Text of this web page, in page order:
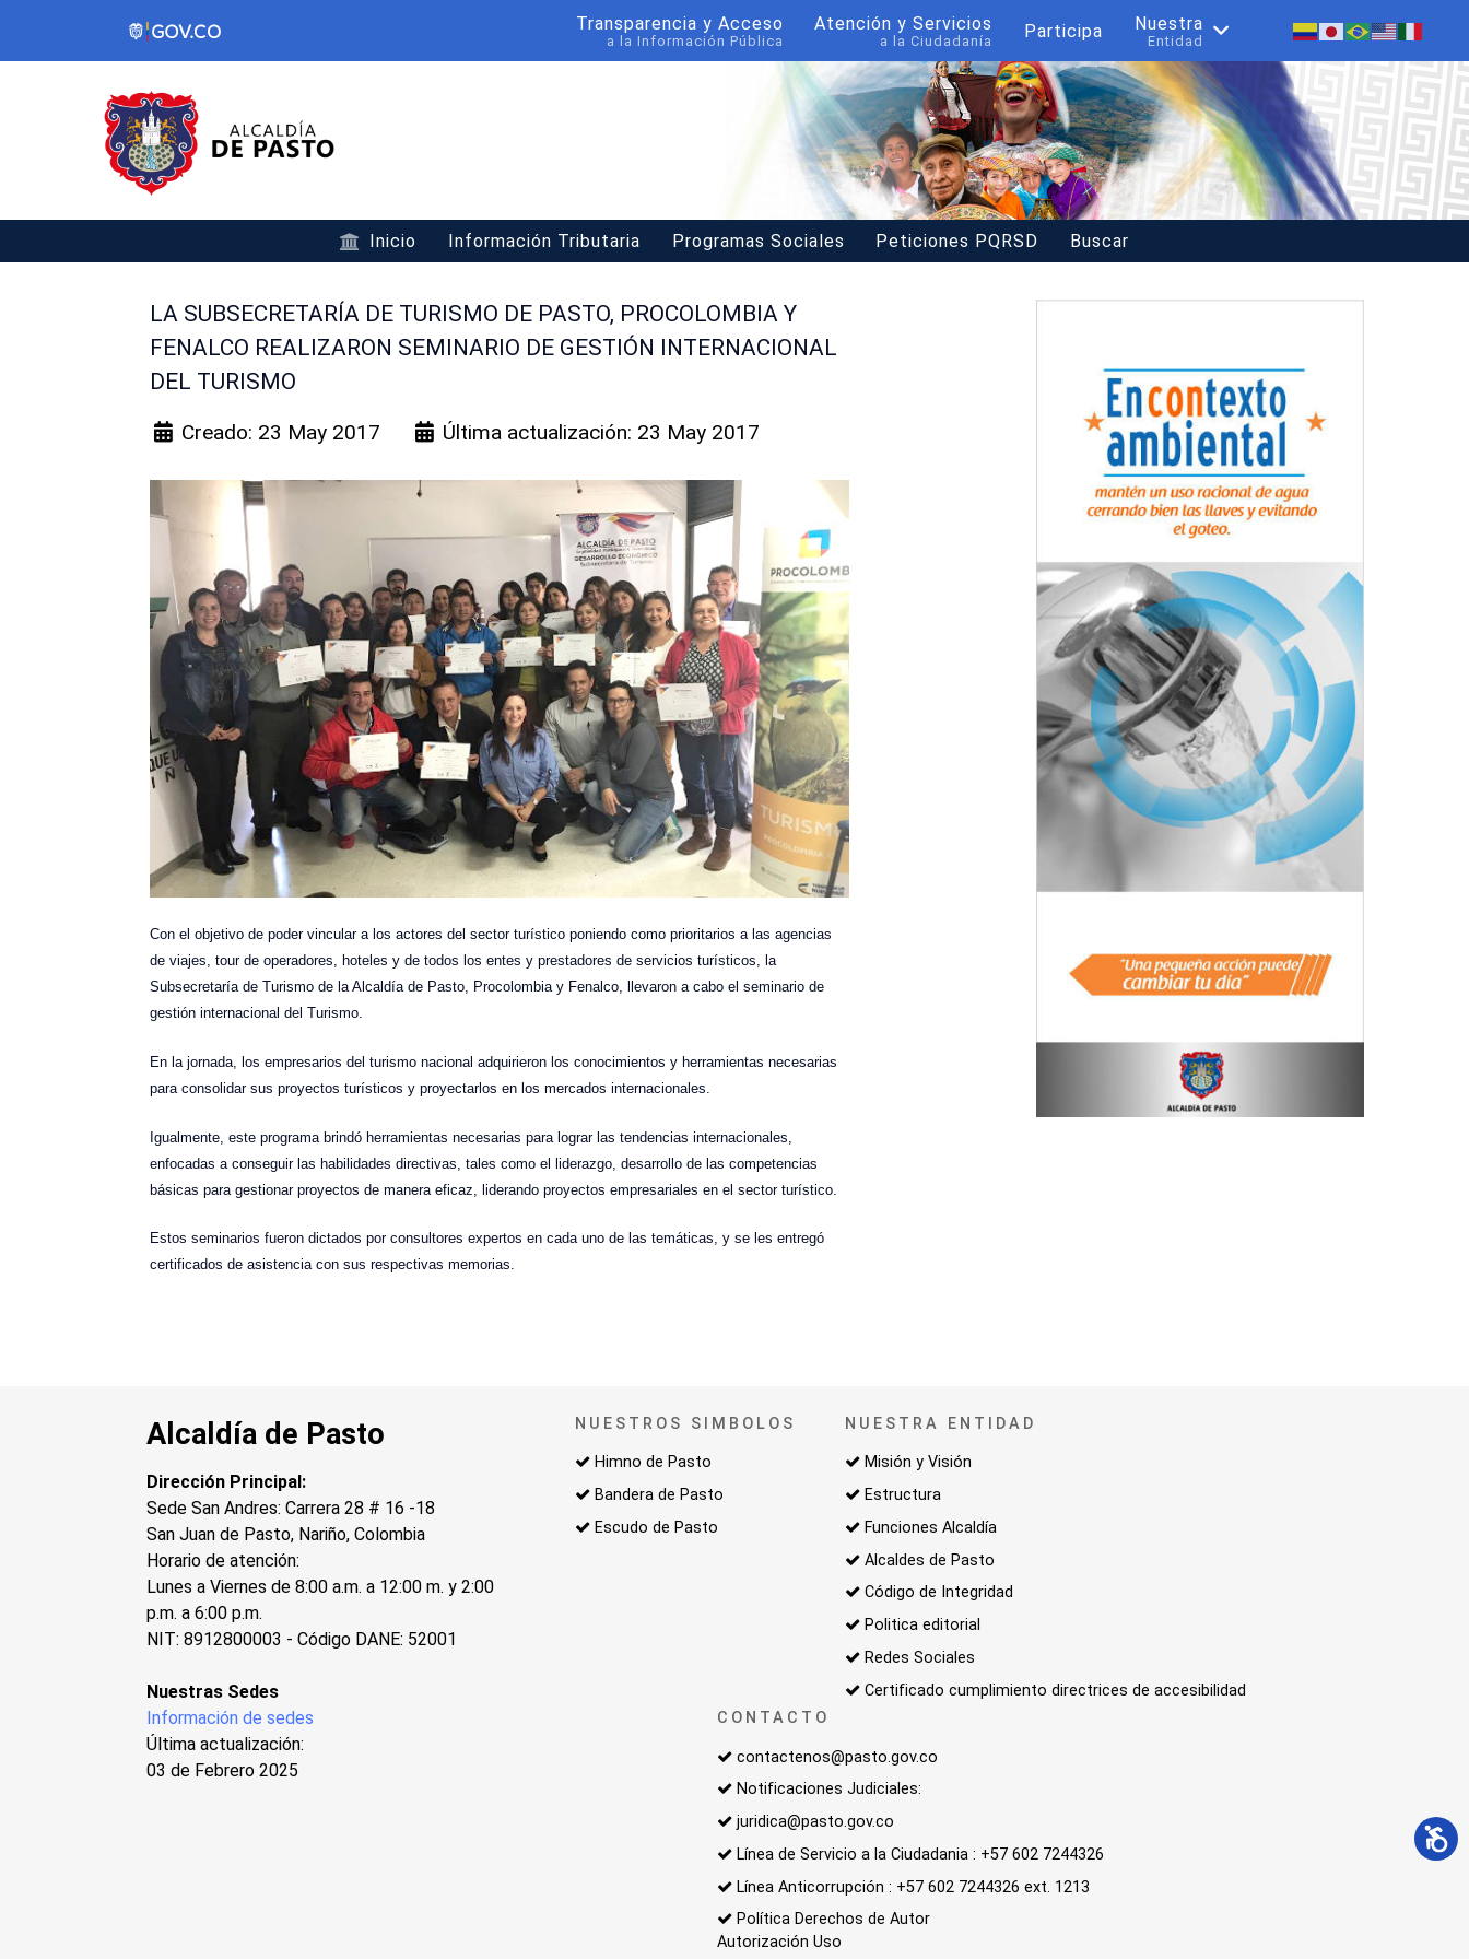
Transparencia y Acceso
a la Información Pública
Atención y Servicios
a la Ciudadanía Participa Nuestra
Entidad
Inicio Información Tributaria Programas Sociales Peticiones PQRSD Buscar
LA SUBSECRETARÍA DE TURISMO DE PASTO, PROCOLOMBIA Y
FENALCO REALIZARON SEMINARIO DE GESTIÓN INTERNACIONAL
DEL TURISMO
Creado: 23 May 2017 Última actualización: 23 May 2017
Con el objetivo de poder vincular a los actores del sector turístico poniendo como prioritarios a las agencias
de viajes, tour de operadores, hoteles y de todos los entes y prestadores de servicios turísticos, la
Subsecretaría de Turismo de la Alcaldía de Pasto, Procolombia y Fenalco, llevaron a cabo el seminario de
gestión internacional del Turismo.
En la jornada, los empresarios del turismo nacional adquirieron los conocimientos y herramientas necesarias
para consolidar sus proyectos turísticos y proyectarlos en los mercados internacionales.
Igualmente, este programa brindó herramientas necesarias para lograr las tendencias internacionales,
enfocadas a conseguir las habilidades directivas, tales como el liderazgo, desarrollo de las competencias
básicas para gestionar proyectos de manera eficaz, liderando proyectos empresariales en el sector turístico.
Estos seminarios fueron dictados por consultores expertos en cada uno de las temáticas, y se les entregó
certificados de asistencia con sus respectivas memorias.
Alcaldía de Pasto
Dirección Principal:
Sede San Andres: Carrera 28 # 16 -18
San Juan de Pasto, Nariño, Colombia
Horario de atención:
Lunes a Viernes de 8:00 a.m. a 12:00 m. y 2:00
p.m. a 6:00 p.m.
NIT: 8912800003 - Código DANE: 52001
Nuestras Sedes
Información de sedes
Última actualización:
03 de Febrero 2025
NUESTROS SIMBOLOS
Himno de Pasto
Bandera de Pasto
Escudo de Pasto
NUESTRA ENTIDAD
Misión y Visión
Estructura
Funciones Alcaldía
Alcaldes de Pasto
Código de Integridad
Politica editorial
Redes Sociales
Certificado cumplimiento directrices de accesibilidad
CONTACTO
contactenos@pasto.gov.co
Notificaciones Judiciales:
juridica@pasto.gov.co
Línea de Servicio a la Ciudadania : +57 602 7244326
Línea Anticorrupción : +57 602 7244326 ext. 1213
Política Derechos de Autor
Autorización Uso